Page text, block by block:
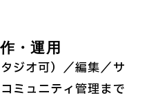
・運用
ジオ可）／編集／サ
ミュニティ管理まで